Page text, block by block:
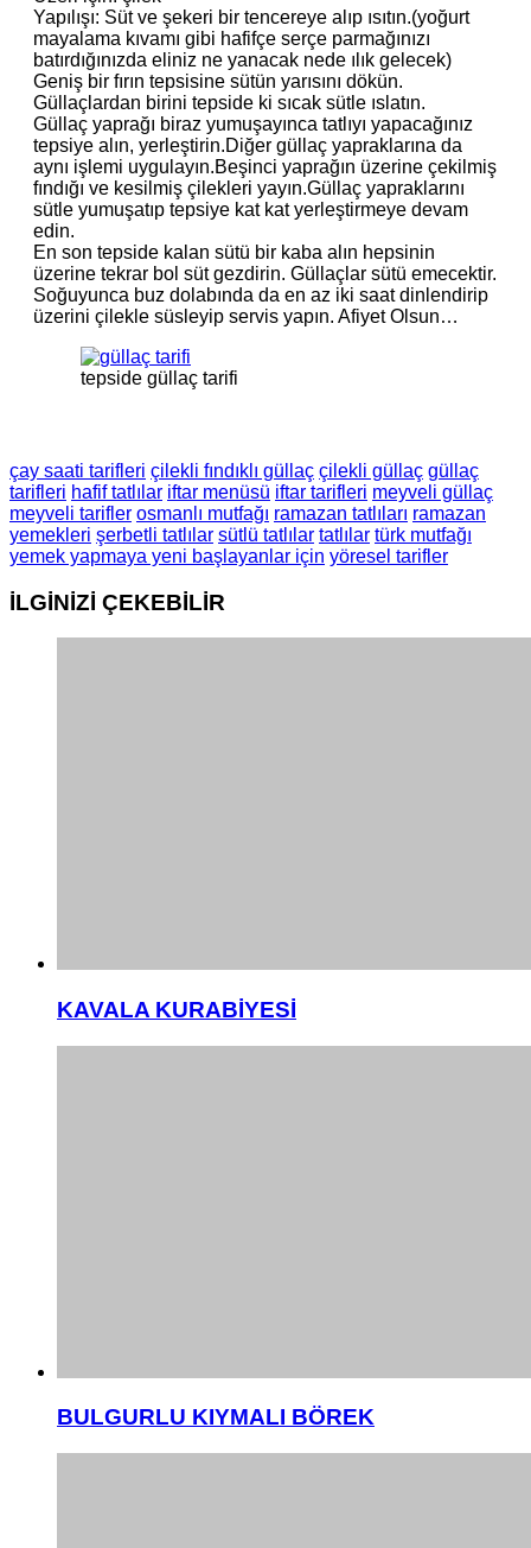
Yapılışı: Süt ve şekeri bir tencereye alıp ısıtın.(yoğurt
mayalama kıvamı gibi hafifçe serçe parmağınızı
batırdığınızda eliniz ne yanacak nede ılık gelecek)
Geniş bir fırın tepsisine sütün yarısını dökün.
Güllaçlardan birini tepside ki sıcak sütle ıslatın.
Güllaç yaprağı biraz yumuşayınca tatlıyı yapacağınız
tepsiye alın, yerleştirin.Diğer güllaç yapraklarına da
aynı işlemi uygulayın.Beşinci yaprağın üzerine çekilmiş
fındığı ve kesilmiş çilekleri yayın.Güllaç yapraklarını
sütle yumuşatıp tepsiye kat kat yerleştirmeye devam
edin.
En son tepside kalan sütü bir kaba alın hepsinin
üzerine tekrar bol süt gezdirin. Güllaçlar sütü emecektir.
Soğuyunca buz dolabında da en az iki saat dinlendirip
üzerini çilekle süsleyip servis yapın. Afiyet Olsun…
tepside güllaç tarifi
çay saati tarifleri çilekli fındıklı güllaç çilekli güllaç güllaç
tarifleri hafif tatlılar iftar menüsü iftar tarifleri meyveli güllaç
meyveli tarifler osmanlı mutfağı ramazan tatlıları ramazan
yemekleri şerbetli tatlılar sütlü tatlılar tatlılar türk mutfağı
yemek yapmaya yeni başlayanlar için yöresel tarifler
İLGİNİZİ ÇEKEBİLİR
KAVALA KURABİYESİ
BULGURLU KIYMALI BÖREK